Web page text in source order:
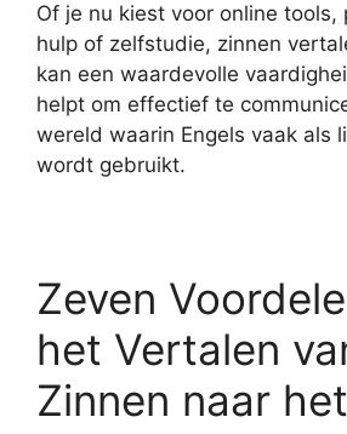
Of je nu kiest voor online tools,
hulp of zelfstudie, zinnen
kan een waardevolle
helpt om effectief te
wereld waarin Engels vaak als
wordt gebruikt.
Zeven
het Vertalen
Zinnen naar